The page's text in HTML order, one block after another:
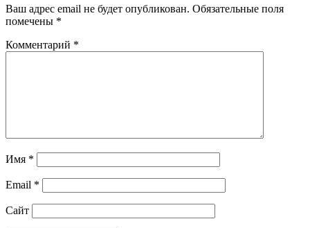
Ваш адрес email не будет опубликован. Обязательные поля
помечены *
Комментарий *
Имя *
Email *
Сайт